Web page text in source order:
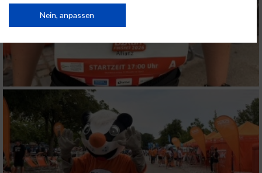
von Inhalten.
Daten können außerhalb der Europäischen Union weitergegeben und in die
Website/App.
Partnerliste anzeigen (1 IAB-Anbieter)
Wir nutzen Ihre Daten für folgende Zwecke:
IAB-Verarbeitungszwecke:
Speichern von oder Zugriff auf Informationen
auf einem Endgerät
Verwendung reduzierter Daten zur Auswahl
von Werbeanzeigen
Nein, anpassen